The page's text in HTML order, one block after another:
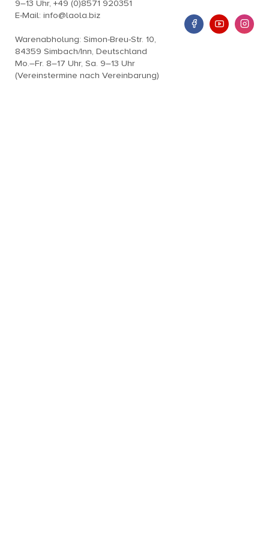
9–13 Uhr, +49 (0)8571 920351
E-Mail: info@laola.biz
Warenabholung: Simon-Breu-Str. 10,
84359 Simbach/Inn, Deutschland
Mo.–Fr. 8–17 Uhr, Sa. 9–13 Uhr
(Vereinstermine nach Vereinbarung)